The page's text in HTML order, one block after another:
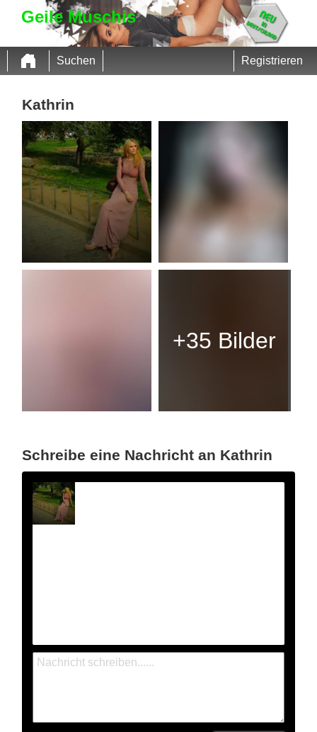
Geile Muschis
Suchen Registrieren
Kathrin
+35 Bilder
Schreibe eine Nachricht an Kathrin